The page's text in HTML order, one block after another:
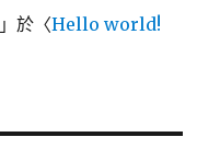
」於〈Hello world!